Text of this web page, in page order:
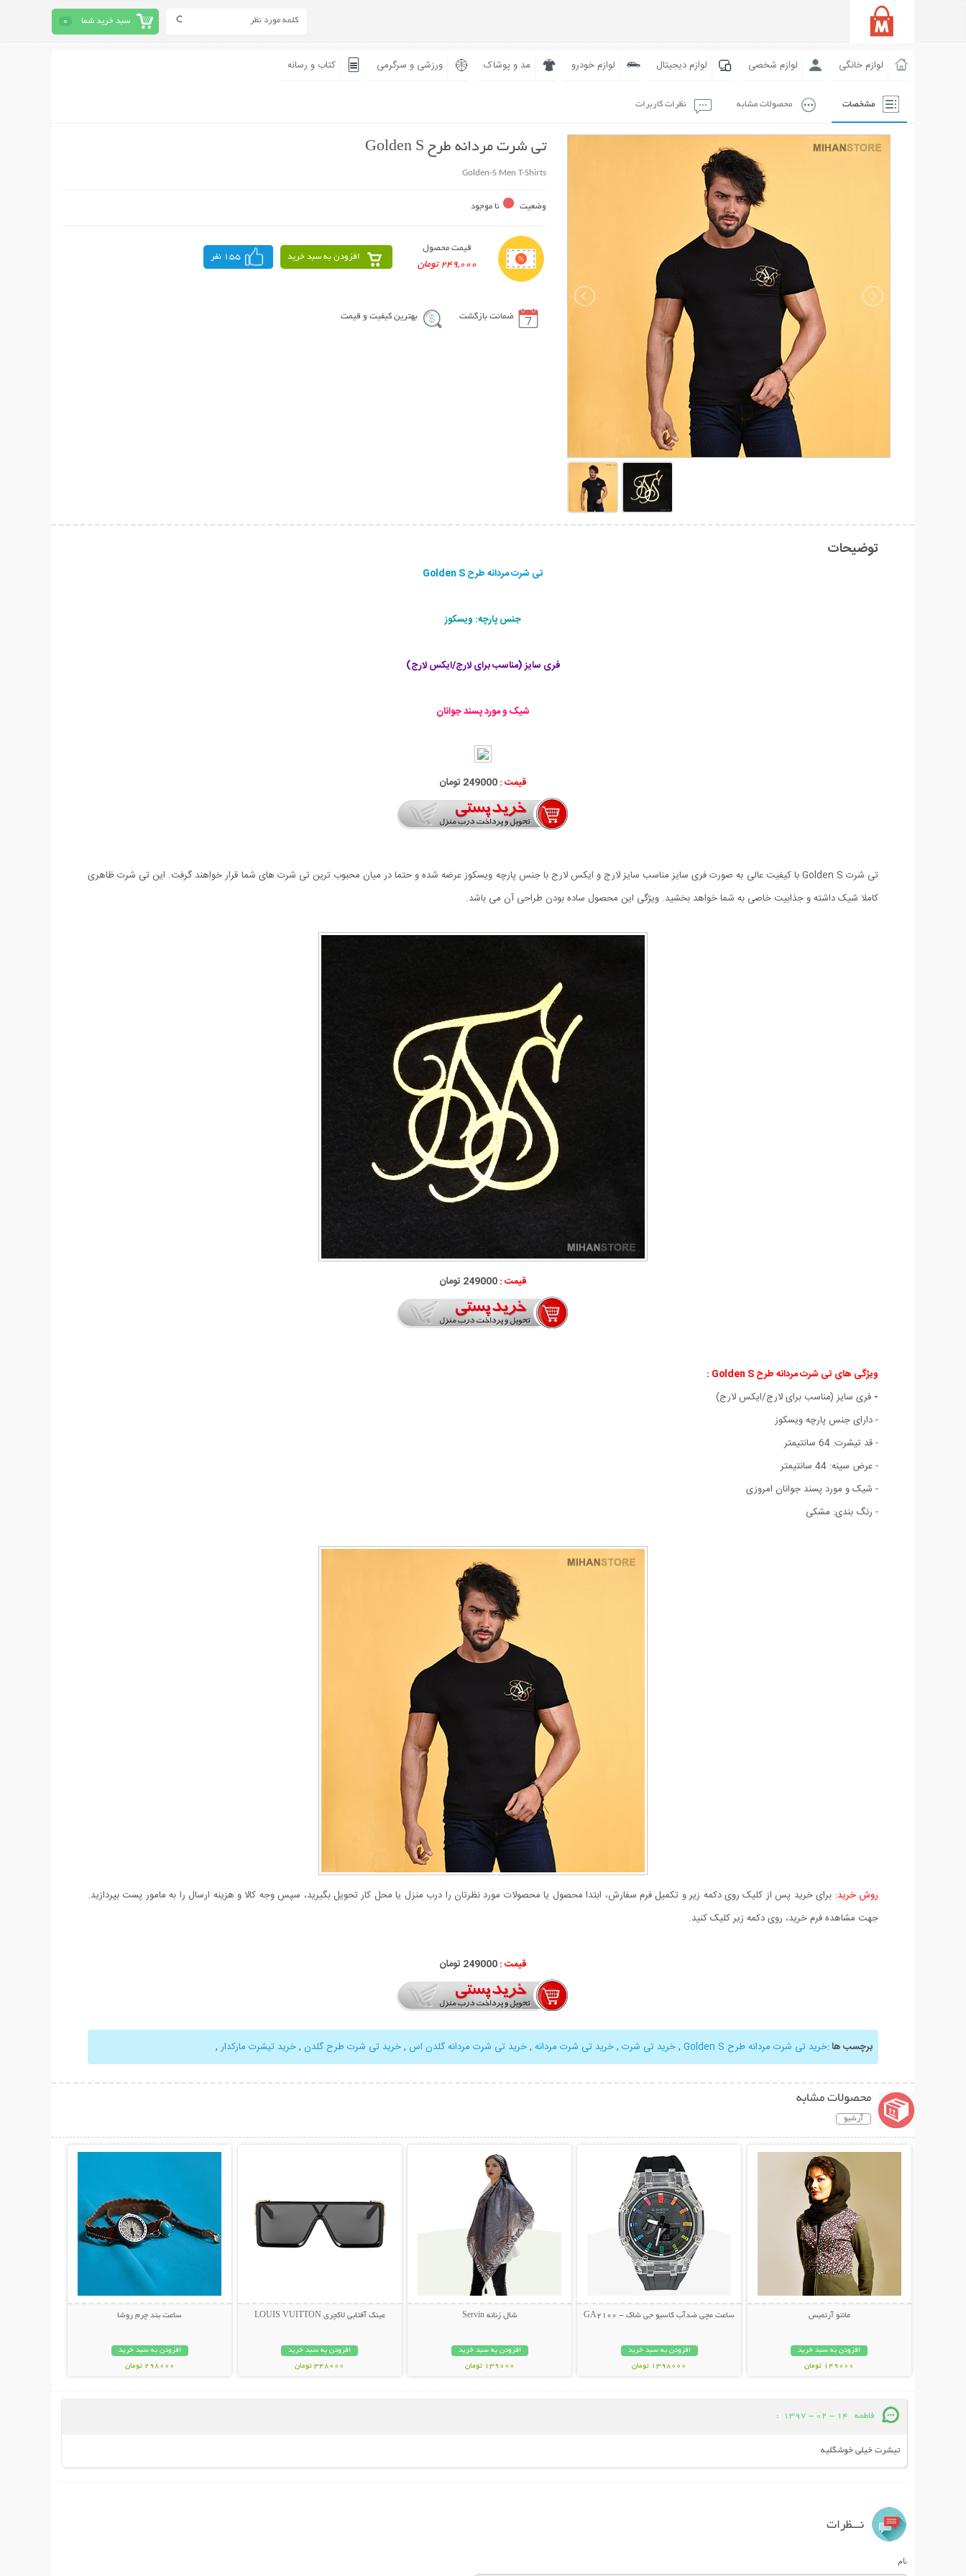
سبد خرید شما 0
لوازم خانگی لوازم شخصی لوازم دیجیتال لوازم خودرو مد و پوشاک ورزشی و سرگرمی کتاب و رسانه
مشخصات محصولات مشابه نظرات کاربرات
تی شرت مردانه طرح Golden S
Golden-S Men T-Shirts
وضعیت نا موجود
قیمت محصول
249,000 تومان
افزودن به سبد خرید 155 نفر
ضمانت بازگشت بهترین کیفیت و قیمت
توضیحات
تی شرت مردانه طرح Golden S
جنس پارچه: ویسکوز
فری سایز (مناسب برای لارج/ایکس لارج)
شیک و مورد پسند جوانان
قیمت :249000 تومان
تی شرت Golden S با کیفیت عالی به صورت فری سایز مناسب سایز لارج و ایکس لارج با جنس پارچه ویسکوز عرضه شده و حتما در میان محبوب ترین تی شرت های شما قرار خواهند گرفت. این تی شرت ظاهری
کاملا شیک داشته و جذابیت خاصی به شما خواهد بخشید. ویژگی این محصول ساده بودن طراحی آن می باشد.
قیمت :249000 تومان
ویژگی های تی شرت مردانه طرح Golden S :
- فری سایز (مناسب برای لارج/ایکس لارج)
- دارای جنس پارچه ویسکوز
- قد تیشرت: 64 سانتیمتر
- عرض سینه: 44 سانتیمتر
- شیک و مورد پسند جوانان امروزی
- رنگ بندی: مشکی
روش خرید: برای خرید پس از کلیک روی دکمه زیر و تکمیل فرم سفارش، ابتدا محصول یا محصولات مورد نظرتان را درب منزل یا محل کار تحویل بگیرید، سپس وجه کالا و هزینه ارسال را به مامور پست بپردازید.
جهت مشاهده فرم خرید، روی دکمه زیر کلیک کنید.
قیمت :249000 تومان
برچسب ها:خرید تی شرت مردانه طرح Golden S ,خرید تی شرت ,خرید تی شرت مردانه ,خرید تی شرت مردانه گلدن اس ,خرید تی شرت طرح گلدن ,خرید تیشرت مارکدار ,
محصولات مشابه
آرشیو
مانتو آرتمیس
افزودن به سبد خرید
149000 تومان
ساعت مچی ضدآب کاسیو جی شاک - GA2100
افزودن به سبد خرید
1398000 تومان
شال زنانه Servin
افزودن به سبد خرید
139000 تومان
عینک آفتابی لاکچری LOUIS VUITTON
افزودن به سبد خرید
348000 تومان
ساعت بند چرم روشا
افزودن به سبد خرید
298000 تومان
فاطمه 14 - 02 - 1397
:
تیشرت خیلی خوشگلیه
نـــظرات
نام